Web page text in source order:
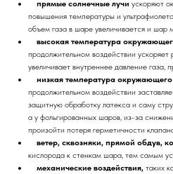
прямые солнечные лучи ускоряют
повышения температуры и
объем газа в шаре увеличивается и шар
высокая температура
продолжительном воздействии
увеличивает внутреннее давление
низкая температура окружающего
продолжительном воздействии
защитную обработку латекса и саму
а у фольгированных шаров, из-за
произойти потеря герметичности
ветер, сквозняки, прямой обдув,
кислорода к стенкам шара, тем самым
механические воздействия, таких